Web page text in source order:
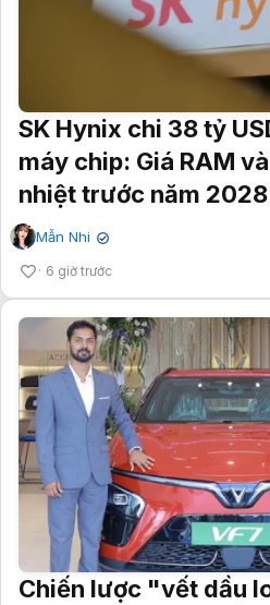
SK Hynix chi 38 tỷ
máy chip: Giá RAM
nhiệt trước năm 2028
Mẫn Nhi ✔
6 giờ trước
Chiến lược "vết dầu